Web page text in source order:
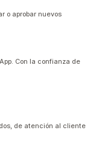
o aprobar nuevos
Con la confianza de
de atención al cliente